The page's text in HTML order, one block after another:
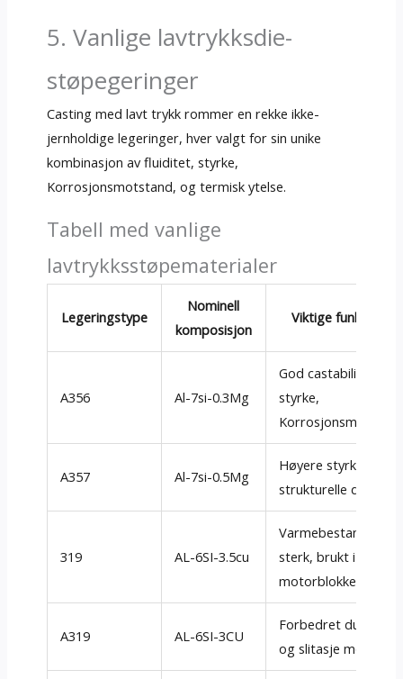
5. Vanlige lavtrykksdie-
støpegeringer
Casting med lavt trykk rommer en rekke ikke-
jernholdige legeringer, hver valgt for sin unike
kombinasjon av fluiditet, styrke,
Korrosjonsmotstand, og termisk ytelse.
Tabell med vanlige
lavtrykksstøpematerialer
Legeringstype
Nominell
komposisjon
Viktige funksjoner
A356 Al-7si-0.3Mg
God castability,
styrke,
A357 Al-7si-0.5Mg
Høyere styrke,
strukturelle deler
319 AL-6SI-3.5cu
Varmebestandig,
sterk, brukt i
motorblokker
A319 AL-6SI-3CU
Forbedret duktilitet
og slitasje motstand